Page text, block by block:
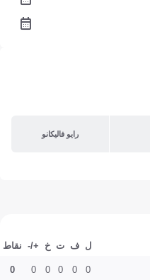
رايو فاليكانو
ل ف ت خ +/- نقاط
0
0
0
0
0
0